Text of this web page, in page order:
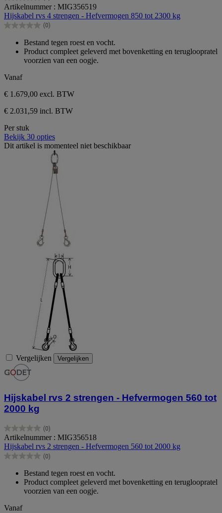
van
de
5
Artikelnummer : MIG356519
Hijskabel rvs 4 strengen - Hefvermogen 850 tot 2300 kg
(0)
0.0
sterren.
Bestand tegen roest en vocht.
Product compleet geleverd met bovenketting en terugloopratel
voorzien van een oogje.
Vanaf
€ 1.679,00 excl. BTW
€ 2.031,59 incl. BTW
Per stuk
Bekijk 30 opties
Dit artikel is momenteel niet beschikbaar
Vergelijken Vergelijken
Hijskabel rvs 2 strengen - Hefvermogen 560 tot
2000 kg
(0)
0.0
van
de
5
Artikelnummer : MIG356518
Hijskabel rvs 2 strengen - Hefvermogen 560 tot 2000 kg
(0)
0.0
sterren.
Bestand tegen roest en vocht.
Product compleet geleverd met bovenketting en terugloopratel
voorzien van een oogje.
Vanaf